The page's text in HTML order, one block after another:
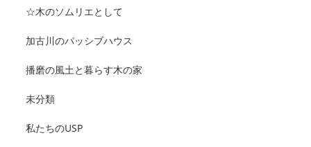
☆木のソムリエとして
加古川のパッシブハウス
播磨の風土と暮らす木の家
未分類
私たちのUSP